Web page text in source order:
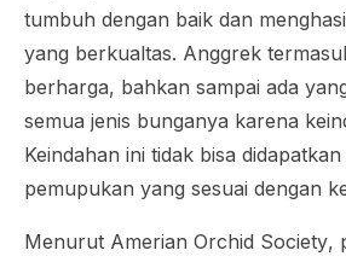
tumbuh dengan baik dan
yang berkualtas. Anggrek
berharga, bahkan sampai ada
semua jenis bunganya karena
Keindahan ini tidak bisa
pemupukan yang sesuai dengan
Menurut Amerian Orchid Society,